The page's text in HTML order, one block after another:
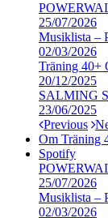
25/07/2026
Musiklista –
02/03/2026
Träning 40+
20/12/2025
SALMING
23/06/2025
Previous
Om Träning
Spotify
25/07/2026
Musiklista –
02/03/2026